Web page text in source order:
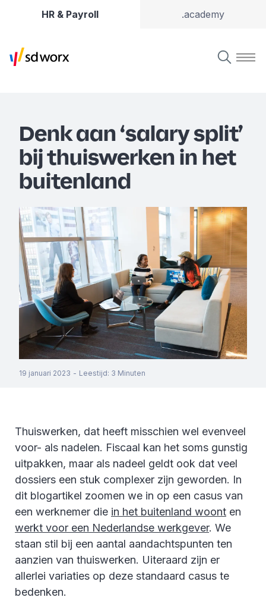
HR & Payroll .academy
Denk aan ‘salary split’
bij thuiswerken in het
buitenland
19 januari 2023 - Leestijd: 3 Minuten
Thuiswerken, dat heeft misschien wel evenveel
voor- als nadelen. Fiscaal kan het soms gunstig
uitpakken, maar als nadeel geldt ook dat veel
dossiers een stuk complexer zijn geworden. In
dit blogartikel zoomen we in op een casus van
een werknemer die in het buitenland woont en
werkt voor een Nederlandse werkgever. We
staan stil bij een aantal aandachtspunten ten
aanzien van thuiswerken. Uiteraard zijn er
allerlei variaties op deze standaard casus te
bedenken.